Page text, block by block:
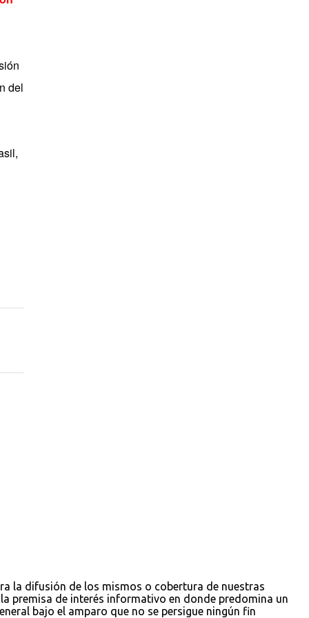
del
la difusión de los mismos o cobertura de nuestras
premisa de interés informativo en donde predomina un
bajo el amparo que no se persigue ningún fin